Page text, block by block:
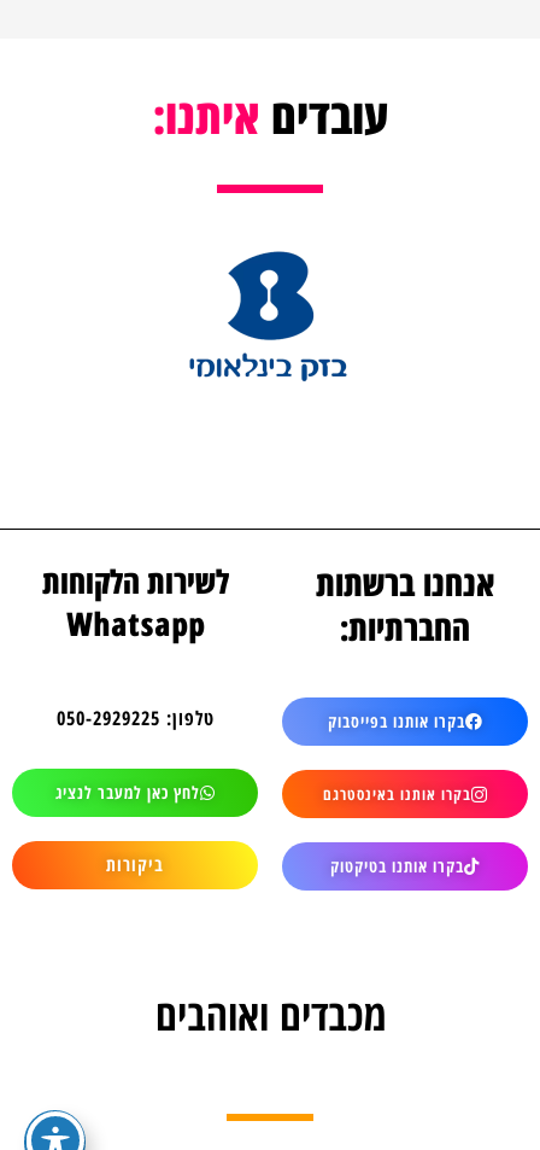
עובדים איתנו:
אנחנו ברשתות
החברתיות:
בקרו אותנו בפייסבוק
בקרו אותנו באינסטרגם
בקרו אותנו בטיקטוק
לשירות הלקוחות
Whatsapp
טלפון: 050-2929225
לחץ כאן למעבר לנציג
ביקורות
מכבדים ואוהבים